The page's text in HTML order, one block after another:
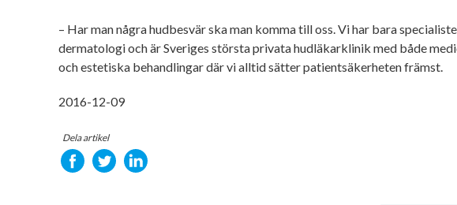
– Har man några hudbesvär ska man komma till oss. Vi har bara
dermatologi och är Sveriges största privata hudläkarklinik med både
och estetiska behandlingar där vi alltid sätter patientsäkerheten främst.
2016-12-09
Dela artikel